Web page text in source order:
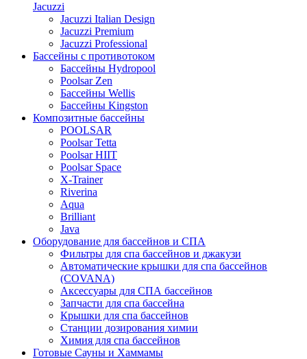
Jacuzzi
Jacuzzi Italian Design
Jacuzzi Premium
Jacuzzi Professional
Бассейны с противотоком
Бассейны Hydropool
Poolsar Zen
Бассейны Wellis
Бассейны Kingston
Композитные бассейны
POOLSAR
Poolsar Tetta
Poolsar HIIT
Poolsar Space
X-Trainer
Riverina
Aqua
Brilliant
Java
Оборудование для бассейнов и СПА
Фильтры для спа бассейнов и джакузи
Автоматические крышки для спа бассейнов
(COVANA)
Аксессуары для СПА бассейнов
Запчасти для спа бассейна
Крышки для спа бассейнов
Станции дозирования химии
Химия для спа бассейнов
Готовые Сауны и Хаммамы